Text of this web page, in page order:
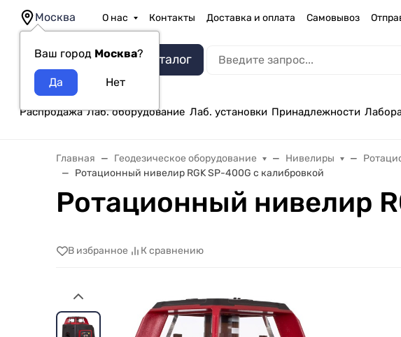
Москва
Ваш город Москва?
О нас Контакты Доставка и оплата Самовывоз
Каталог
Распродажа Лаб. оборудование Лаб. установки Принадлежности
Главная Геодезическое оборудование Нивелиры
Ротационный нивелир RGK SP-400G с калибровкой
Ротационный нивелир
В избранное К сравнению